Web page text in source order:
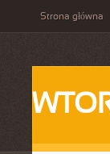
Strona główna